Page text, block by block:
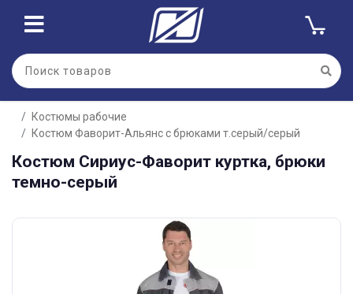
Костюмы рабочие
Костюм Фаворит-Альянс с брюками т.серый/серый
Костюм Сириус-Фаворит куртка, брюки
темно-серый